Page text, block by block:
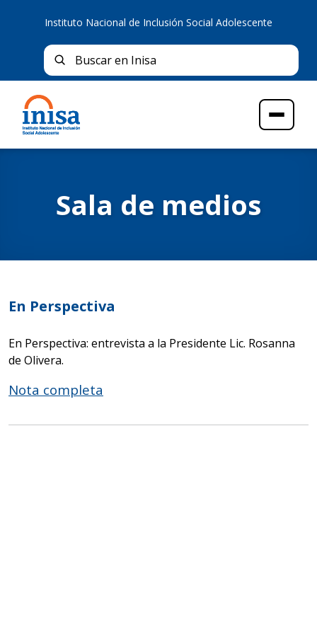
Instituto Nacional de Inclusión Social Adolescente
Buscar en Inisa
Menú
Sala de medios
En Perspectiva
En Perspectiva: entrevista a la Presidente Lic. Rosanna
de Olivera.
Nota completa